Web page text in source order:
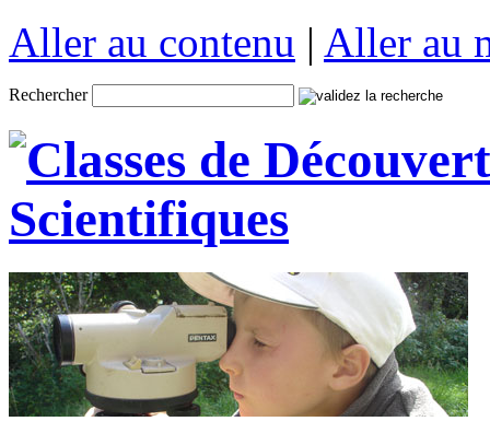
Aller au contenu | Aller au
Rechercher